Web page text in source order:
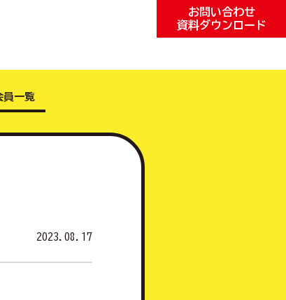
お問い合わせ
資料ダウンロード
員一覧
2023.08.17